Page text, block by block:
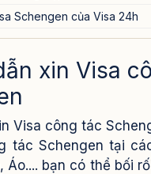
Schengen của Visa 24h
xin Visa
Visa công tác
tác Schengen tại
Áo.... bạn có thể bối